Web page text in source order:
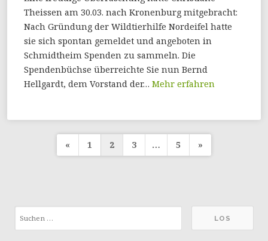
Theissen am 30.03. nach Kronenburg mitgebracht:
Nach Gründung der Wildtierhilfe Nordeifel hatte
sie sich spontan gemeldet und angeboten in
Schmidtheim Spenden zu sammeln. Die
Spendenbüchse überreichte Sie nun Bernd
Hellgardt, dem Vorstand der… Mehr erfahren
Seitennummerierung
« 1 2 3 … 5 »